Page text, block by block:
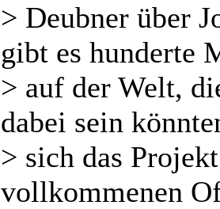
> Deubner über
gibt es hunderte
> auf der Welt,
dabei sein
> sich das
vollkommenen